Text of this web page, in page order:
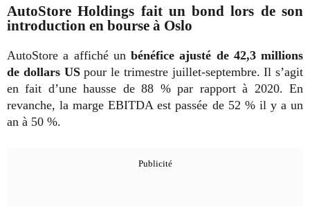
AutoStore Holdings fait un bond lors de son
introduction en bourse à Oslo
AutoStore a affiché un bénéfice ajusté de 42,3 millions
de dollars USpour le trimestre juillet-septembre. Il s’agit
en fait d’une hausse de 88 % par rapport à 2020. En
revanche, la marge EBITDA est passée de 52 % il y a un
an à 50 %.